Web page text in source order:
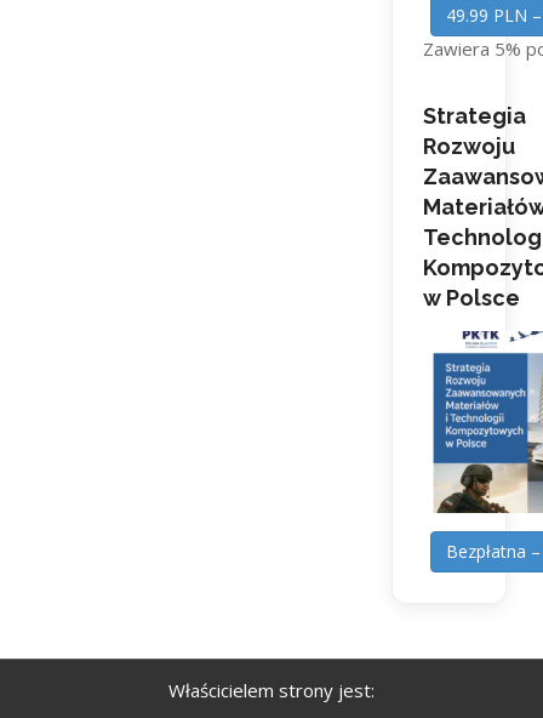
49.99 PLN
Zawiera 5%
Strategia
Rozwoju
w Polsce
Bezpłatna
Właścicielem strony jest: